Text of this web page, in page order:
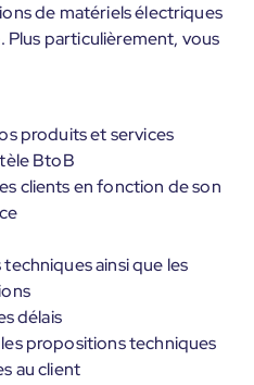
de matériels électriques
Plus particulièrement, vous
produits et services
BtoB
clients en fonction de son
ainsi que les
délais
propositions techniques
au client